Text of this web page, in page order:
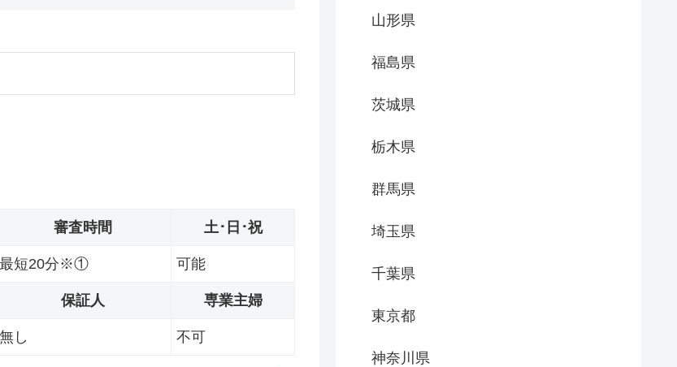
審査時間 土･日･祝
最短20分※① 可能
保証人 専業主婦
無し 不可
山形県
福島県
茨城県
栃木県
群馬県
埼玉県
千葉県
東京都
神奈川県